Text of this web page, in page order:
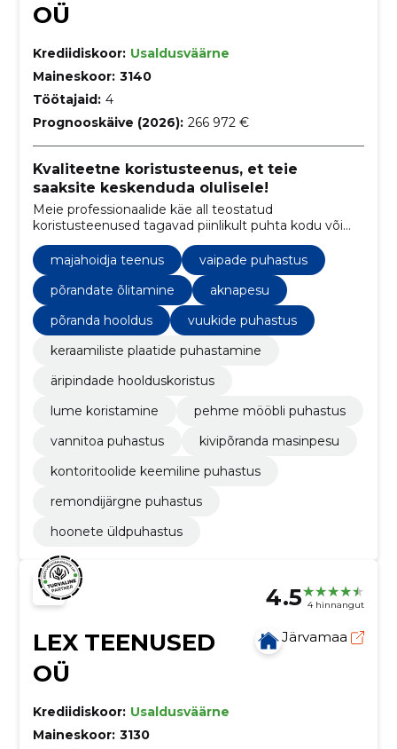
OÜ
Krediidiskoor: Usaldusväärne
Maineskoor: 3140
Töötajaid: 4
Prognooskäive (2026): 266 972 €
Kvaliteetne koristusteenus, et teie
saaksite keskenduda olulisele!
Meie professionaalide käe all teostatud
koristusteenused tagavad piinlikult puhta kodu või
kontori.
majahoidja teenus
vaipade puhastus
põrandate õlitamine
aknapesu
põranda hooldus
vuukide puhastus
keraamiliste plaatide puhastamine
äripindade hoolduskoristus
lume koristamine
pehme mööbli puhastus
vannitoa puhastus
kivipõranda masinpesu
kontoritoolide keemiline puhastus
remondijärgne puhastus
hoonete üldpuhastus
4.5 4 hinnangut
LEX TEENUSED
OÜ
Järvamaa
Krediidiskoor: Usaldusväärne
Maineskoor: 3130